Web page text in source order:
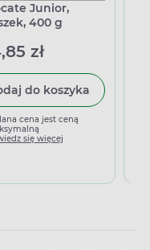
Junior,
400 g
zł
Dodaj do koszyka
cena jest ceną
się więcej